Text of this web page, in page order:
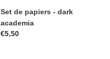
Set de papiers - dark
academia
€5,50